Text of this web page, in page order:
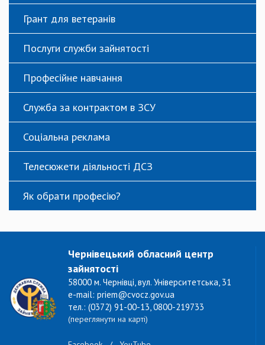
Грант для ветеранів
Послуги служби зайнятості
Професійне навчання
Служба за контрактом в ЗСУ
Соціальна реклама
Телесюжети діяльності ДСЗ
Як обрати професію?
Чернівецький обласний центр
зайнятості
58000 м. Чернівці, вул. Університетська, 31
e-mail: priem@cvocz.gov.ua
тел.: (0372) 91-00-13, 0800-219733
(переглянути на карті)